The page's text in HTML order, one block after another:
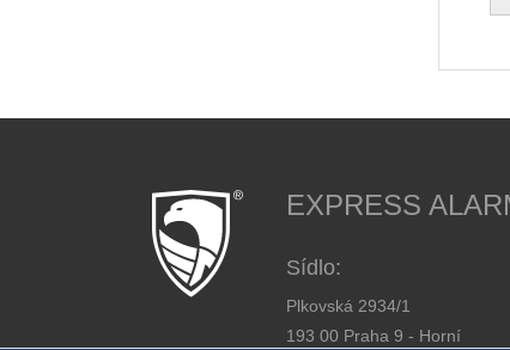
EXPRESS
Sídlo:
Plkovská 2934/1
193 00 Praha 9 - Horní